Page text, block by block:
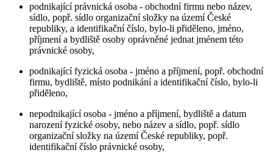
podnikající právnická osoba - obchodní firmu nebo název,
sídlo, popř. sídlo organizační složky na území České
republiky, a identifikační číslo, bylo-li přiděleno, jméno,
příjmení a bydliště osoby oprávněné jednat jménem této
právnické osoby,
podnikající fyzická osoba - jméno a příjmení, popř. obchodní
firmu, bydliště, místo podnikání a identifikační číslo, bylo-li
přiděleno,
nepodnikající osoba - jméno a příjmení, bydliště a datum
narození fyzické osoby, nebo název a sídlo, popř. sídlo
organizační složky na území České republiky, popř.
identifikační číslo právnické osoby,